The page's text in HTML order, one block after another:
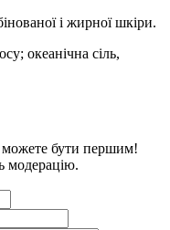
і жирної шкіри.
океанічна сіль,
можете бути першим!
модерацію.